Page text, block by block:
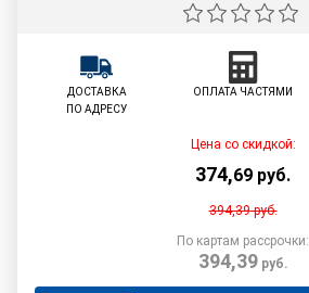
ДОСТАВКА
ПО АДРЕСУ
ОПЛАТА ЧАСТЯМИ
Цена со скидкой:
374,69 руб.
394,39руб.
По картам рассрочки:
394,39руб.